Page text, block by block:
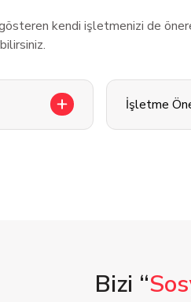
kendi işletmenizi de
İşletme
Bizi “